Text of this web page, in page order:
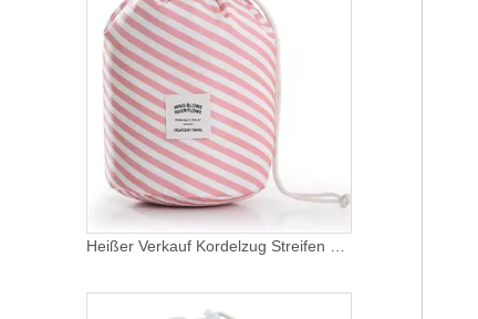
Heißer Verkauf Kordelzug Streifen Kosmetik Make-up Pinsel Tasche Tonnenförmige Reise Make-up Organizer Taschen für Frauen